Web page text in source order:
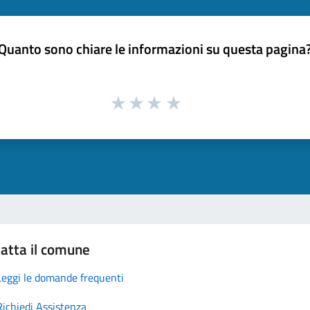
sono chiare le informazioni su questa
il comune
le domande frequenti
Assistenza